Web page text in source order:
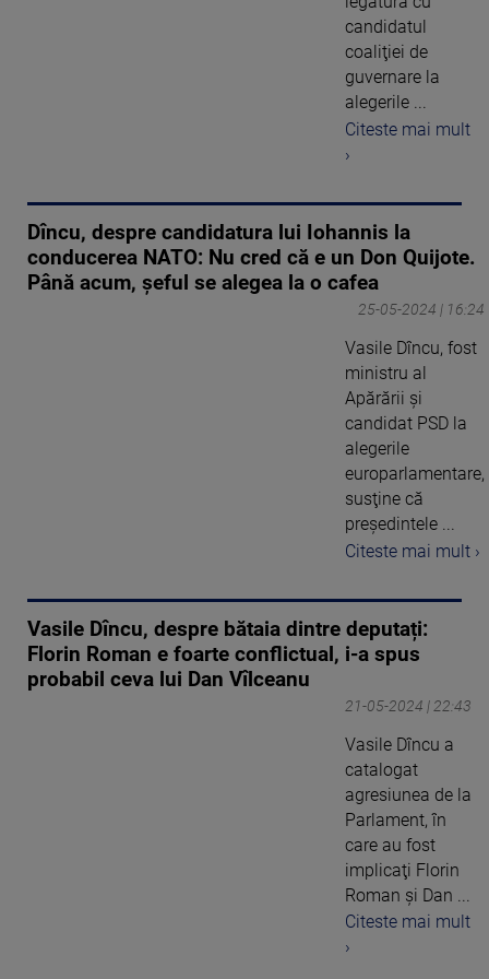
candidatul
coaliţiei de
guvernare la
alegerile ...
Citeste mai mult
›
Dîncu, despre candidatura lui Iohannis la
conducerea NATO: Nu cred că e un Don Quijote.
Până acum, șeful se alegea la o cafea
25-05-2024 | 16:24
Vasile Dîncu, fost
ministru al
Apărării şi
candidat PSD la
alegerile
europarlamentare,
susţine că
preşedintele ...
Citeste mai mult ›
Vasile Dîncu, despre bătaia dintre deputați:
Florin Roman e foarte conflictual, i-a spus
probabil ceva lui Dan Vîlceanu
21-05-2024 | 22:43
Vasile Dîncu a
catalogat
agresiunea de la
Parlament, în
care au fost
implicaţi Florin
Roman şi Dan ...
Citeste mai mult
›